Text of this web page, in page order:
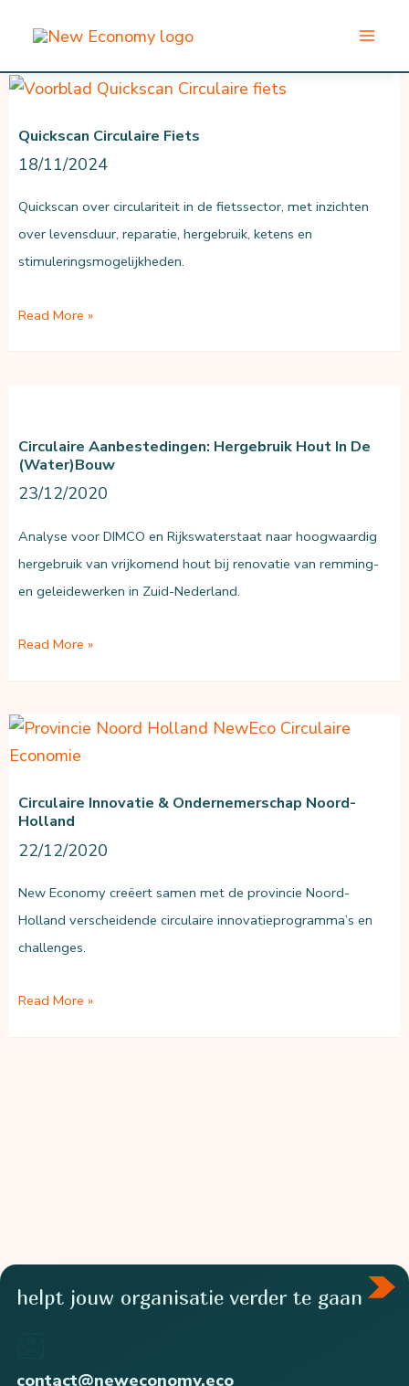
de
inhoud
Quickscan Circulaire Fiets
18/11/2024
Quickscan over circulariteit in de fietssector, met inzichten
over levensduur, reparatie, hergebruik, ketens en
stimuleringsmogelijkheden.
Quickscan
Read More »
Circulaire Aanbestedingen: Hergebruik Hout In De
(water)bouw
23/12/2020
Analyse voor DIMCO en Rijkswaterstaat naar hoogwaardig
hergebruik van vrijkomend hout bij renovatie van remming-
en geleidewerken in Zuid-Nederland.
Circulaire
hout
in
(water)bouw
Read More »
Circulaire Innovatie & Ondernemerschap Noord-
Holland
22/12/2020
New Economy creëert samen met de provincie Noord-
Holland verscheidende circulaire innovatieprogramma’s en
challenges.
Circulaire
Read More »
helpt jouw organisatie verder te gaan
contact@neweconomy.eco